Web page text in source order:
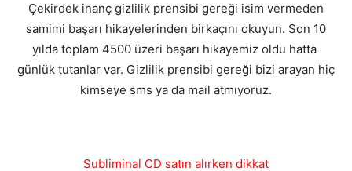
Çekirdek inanç gizlilik prensibi gereği isim vermeden
samimi başarı hikayelerinden birkaçını okuyun. Son 10
yılda toplam 4500 üzeri başarı hikayemiz oldu hatta
günlük tutanlar var. Gizlilik prensibi gereği bizi arayan hiç
kimseye sms ya da mail atmıyoruz.
Subliminal CD satın alırken dikkat